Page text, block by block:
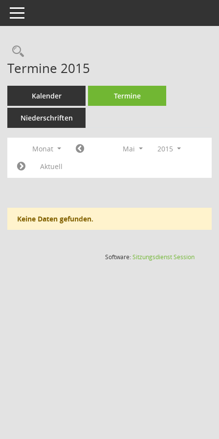
Toggle navigation
Rechercheauswahl
Termine 2015
Kalender Termine
Niederschriften
Monat Mai
2015
Aktuell
Keine Daten gefunden.
Software:SitzungsdienstSession(Wird in